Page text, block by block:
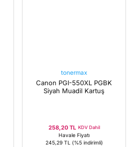
tonermax
Canon PGI-550XL PGBK
Siyah Muadil Kartuş
258,20 TL KDV Dahil
Havale Fiyatı
245,29 TL
(%5 indirimli)